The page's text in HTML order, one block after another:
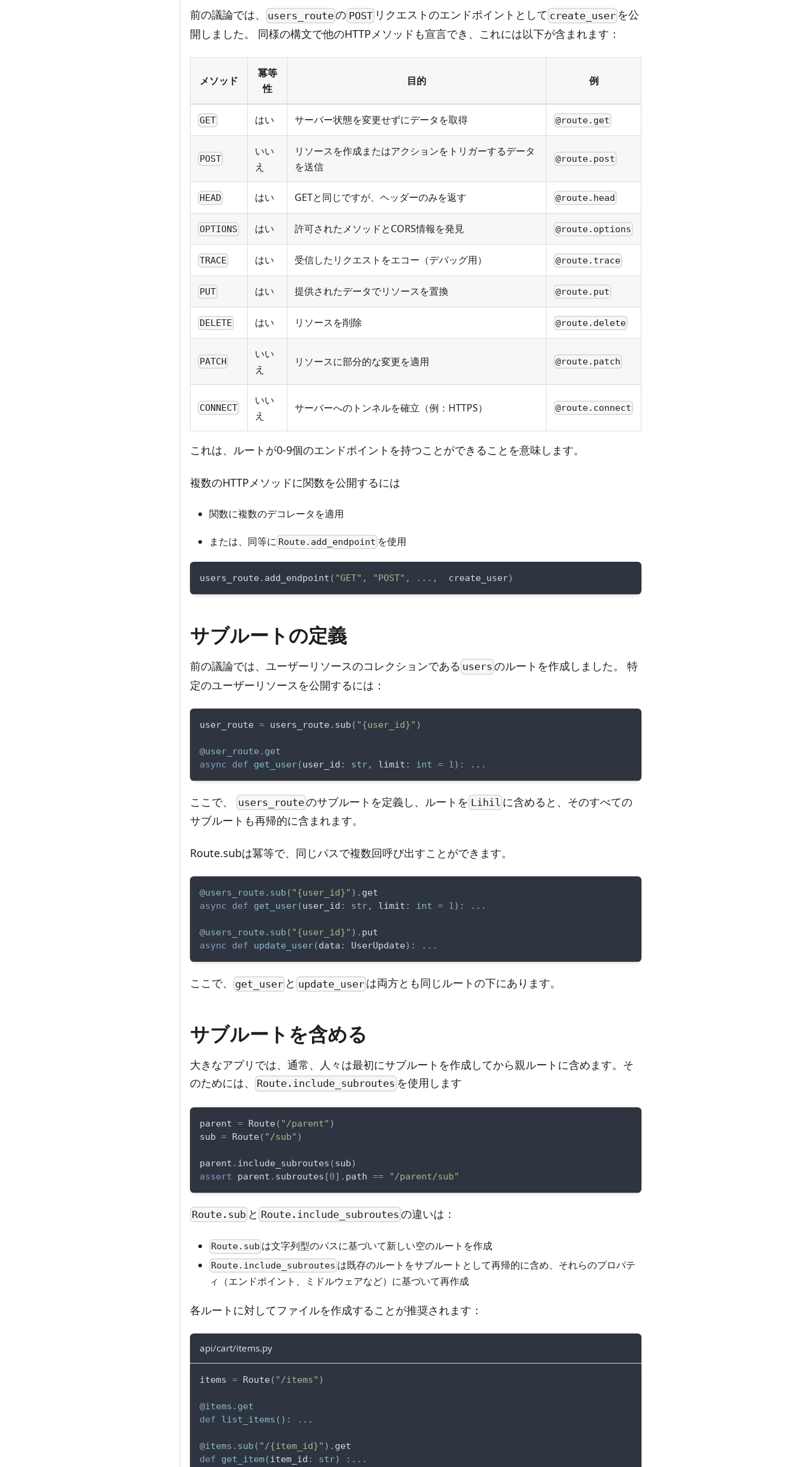
前の議論では、 users_routeの POSTリクエストのエンドポイントとして create_user を公
開しました。 同様の構文で他のHTTPメソッドも宣言でき、これには以下が含まれます：
メソッド
冪等
性
目的 例
GET はい サーバー状態を変更せずにデータを取得 @route.get
POST
いい
え
リソースを作成またはアクションをトリガーするデータ
を送信
@route.post
HEAD はい GETと同じですが、ヘッダーのみを返す @route.head
OPTIONS はい 許可されたメソッドとCORS情報を発見 @route.options
TRACE はい 受信したリクエストをエコー（デバッグ用） @route.trace
PUT はい 提供されたデータでリソースを置換 @route.put
DELETE はい リソースを削除 @route.delete
PATCH
いい
え
リソースに部分的な変更を適用 @route.patch
CONNECT
いい
え
サーバーへのトンネルを確立（例：HTTPS） @route.connect
これは、ルートが0-9個のエンドポイントを持つことができることを意味します。
複数のHTTPメソッドに関数を公開するには
関数に複数のデコレータを適用
または、同等に Route.add_endpoint を使用
users_route . add_endpoint ( "GET" , "POST" , . . . ,
  create_user
)
サブルートの定義
前の議論では、ユーザーリソースのコレクションである users のルートを作成しました。 特
定のユーザーリソースを公開するには：
user_route = users_route . sub ( "{user_id}" )
@user_route . get
async
def get_user(user_id : str, limit : int = 1 ) : . . .
ここで、 users_routeのサブルートを定義し、ルートを Lihilに含めると、そのすべての
サブルートも再帰的に含まれます。
Route.subは冪等で、同じパスで複数回呼び出すことができます。
@users_route . sub ( "{user_id}" ) . get
async
def get_user(user_id : str, limit : int = 1) : . . .
@users_route . sub ( "{user_id}" ) . put
async
def update_user(data : UserUpdate) : . . .
ここで、 get_user と update_userは両方とも同じルートの下にあります。
サブルートを含める
大きなアプリでは、通常、人々は最初にサブルートを作成してから親ルートに含めます。そ
のためには、
Route.include_subroutes を使用します
parent = Route ( "/parent" )
sub = Route ( "/sub" )
parent . include_subroutes (sub)
assert parent . subroutes [0] . path == "/parent/sub"
Route.sub と Route.include_subroutes の違いは：
Route.sub は文字列型のパスに基づいて新しい空のルートを作成
Route.include_subroutes は既存のルートをサブルートとして再帰的に含め、それらのプロパテ
ィ（エンドポイント、ミドルウェアなど）に基づいて再作成
各ルートに対してファイルを作成することが推奨されます：
api/cart/items.py
items = Route ( "/items" )
@items . get
def
list_items ( ) : . . .
@items . sub ( "/{item_id}" ) . get
def
get_item(item_id : str) : . . .